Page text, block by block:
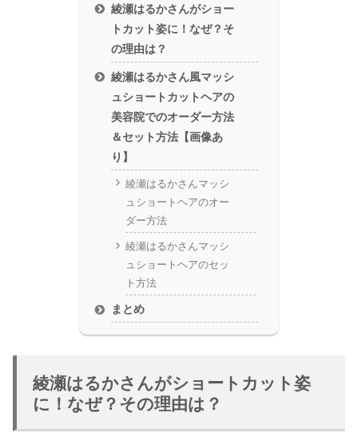
綾瀬はるかさんがショー
トカット姿に！なぜ？そ
の理由は？
綾瀬はるかさん風マッシ
ュショートカットヘアの
美容院でのオーダー方法
＆セット方法【画像あ
り】
綾瀬はるかさんマッシ
ュショートヘアのオー
ダー方法
綾瀬はるかさんマッシ
ュショートヘアのセッ
ト方法
まとめ
綾瀬はるかさんがショートカット姿
に！なぜ？その理由は？